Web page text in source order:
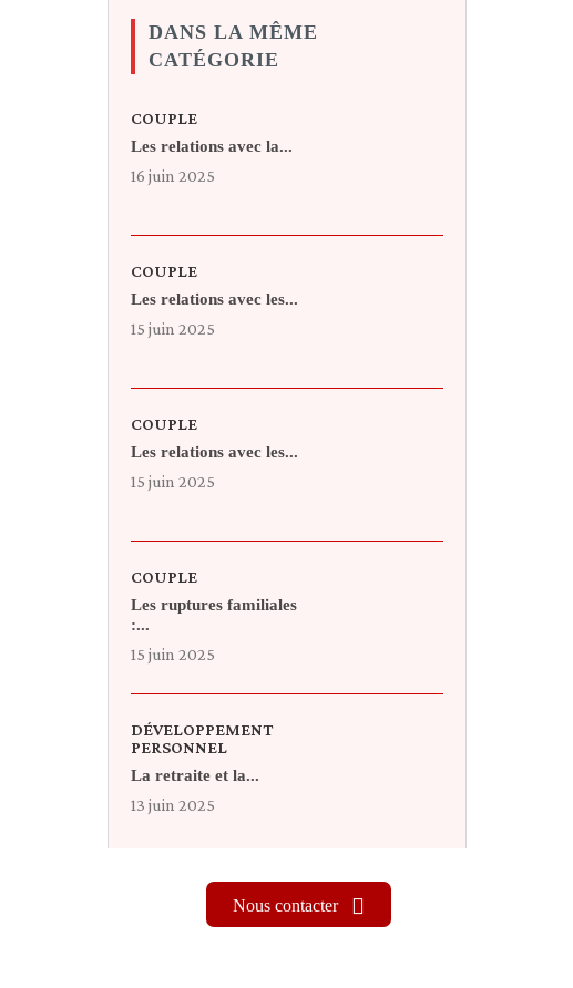
DANS LA MÊME
CATÉGORIE
COUPLE
Les relations avec la...
16 juin 2025
COUPLE
Les relations avec les...
15 juin 2025
COUPLE
Les relations avec les...
15 juin 2025
COUPLE
Les ruptures familiales
:...
15 juin 2025
DÉVELOPPEMENT
PERSONNEL
La retraite et la...
13 juin 2025
Nous contacter